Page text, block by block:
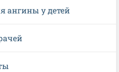
ангины у детей